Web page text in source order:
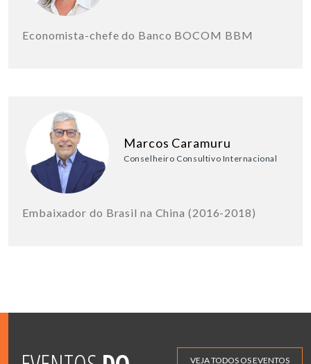
Economista-chefe do Banco BOCOM BBM
Marcos Caramuru
Conselheiro Consultivo Internacional
Embaixador do Brasil na China (2016-2018)
VEJA TODOS OS EVENTOS